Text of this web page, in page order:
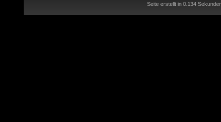
Seite erstellt in 0.134